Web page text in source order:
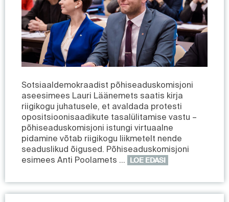
Sotsiaaldemokraadist põhiseaduskomisjoni
aseesimees Lauri Läänemets saatis kirja
riigikogu juhatusele, et avaldada protesti
opositsioonisaadikute tasalülitamise vastu –
põhiseaduskomisjoni istungi virtuaalne
pidamine võtab riigikogu liikmetelt nende
seaduslikud õigused. Põhiseaduskomisjoni
esimees Anti Poolamets …
LOE EDASI